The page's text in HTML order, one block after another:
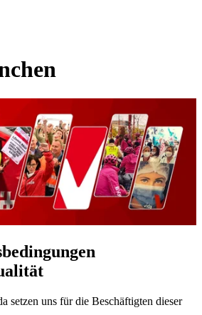
setzen uns für die Beschäftigten dieser